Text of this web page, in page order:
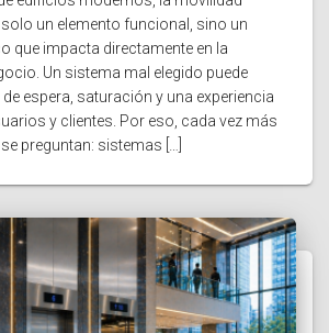
un elemento funcional, sino un
que impacta directamente en la
Un sistema mal elegido puede
espera, saturación y una experiencia
y clientes. Por eso, cada vez más
preguntan: sistemas […]